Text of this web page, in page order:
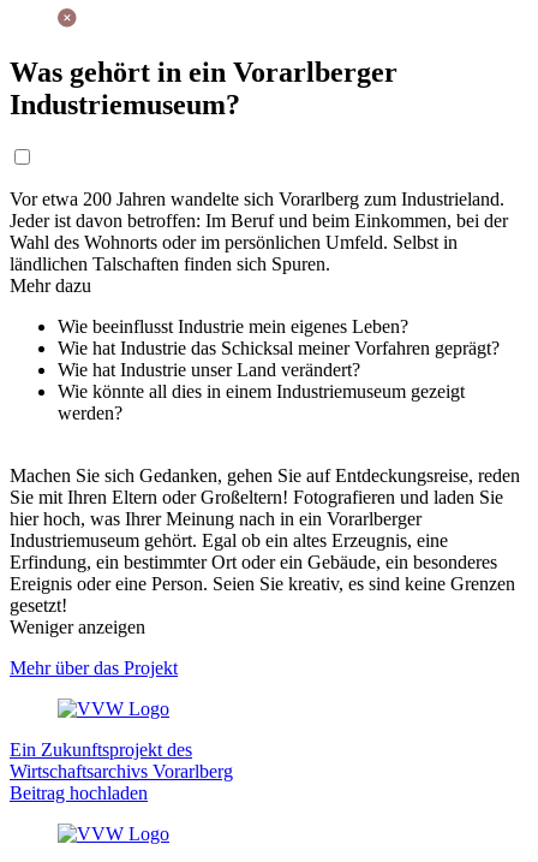
Was gehört in ein Vorarlberger
Industriemuseum?
Vor etwa 200 Jahren wandelte sich Vorarlberg zum Industrieland.
Jeder ist davon betroffen: Im Beruf und beim Einkommen, bei der
Wahl des Wohnorts oder im persönlichen Umfeld. Selbst in
ländlichen Talschaften finden sich Spuren.
Mehr dazu
Wie beeinflusst Industrie mein eigenes Leben?
Wie hat Industrie das Schicksal meiner Vorfahren geprägt?
Wie hat Industrie unser Land verändert?
Wie könnte all dies in einem Industriemuseum gezeigt
werden?
Machen Sie sich Gedanken, gehen Sie auf Entdeckungsreise, reden
Sie mit Ihren Eltern oder Großeltern! Fotografieren und laden Sie
hier hoch, was Ihrer Meinung nach in ein Vorarlberger
Industriemuseum gehört. Egal ob ein altes Erzeugnis, eine
Erfindung, ein bestimmter Ort oder ein Gebäude, ein besonderes
Ereignis oder eine Person. Seien Sie kreativ, es sind keine Grenzen
gesetzt!
Weniger anzeigen
Mehr über das Projekt
Ein Zukunftsprojekt des
Wirtschaftsarchivs Vorarlberg
Beitrag hochladen